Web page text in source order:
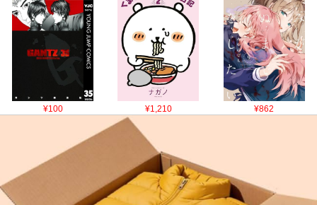
¥100 ¥1,210 ¥862